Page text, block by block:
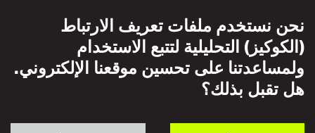
نحن نستخدم ملفات تعريف الارتباط
(الكوكيز) التحليلية لتتبع الاستخدام
ولمساعدتنا على تحسين موقعنا الإلكتروني.
هل تقبل بذلك؟